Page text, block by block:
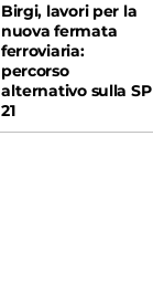
Birgi, lavori per la
nuova fermata
ferroviaria:
percorso
alternativo sulla SP
21